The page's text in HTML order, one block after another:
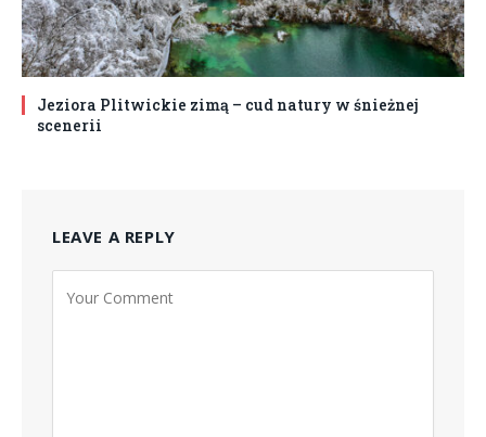
Jeziora Plitwickie zimą – cud natury w śnieżnej
scenerii
LEAVE A REPLY